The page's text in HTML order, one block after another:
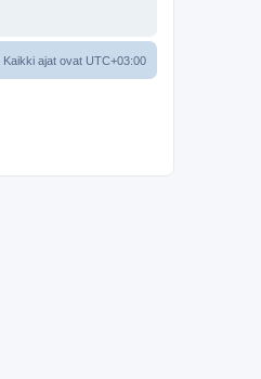
Kaikki ajat ovat UTC+03:00